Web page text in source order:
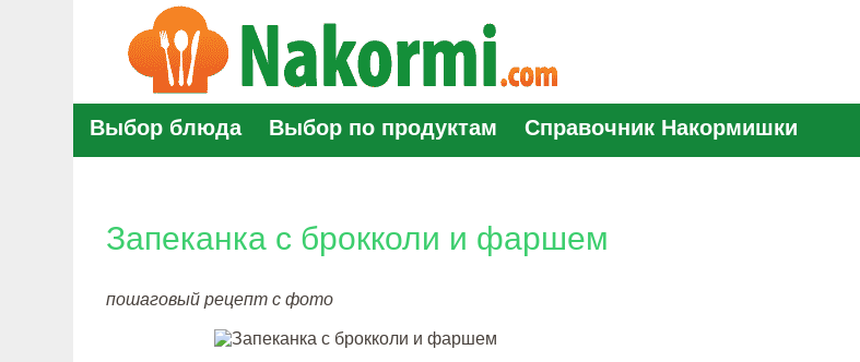
Выбор блюда Выбор по продуктам Справочник Накормишки
Запеканка с брокколи и фаршем
пошаговый рецепт с фото